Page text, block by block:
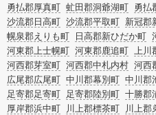
勇払郡厚真町 虻田郡洞爺湖町 勇払
沙流郡日高町 沙流郡平取町 新冠郡
幌泉郡えりも町
日高郡新ひだか町
河東郡上士幌町 河東郡鹿追町 上川
河西郡芽室町 河西郡中札内村 河西
広尾郡広尾町 中川郡幕別町 中川郡
足寄郡足寄町 足寄郡陸別町 十勝郡
厚岸郡浜中町
川上郡標茶町 川上郡